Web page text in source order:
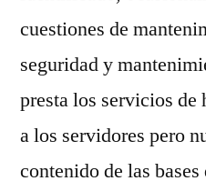
cuestiones de
seguridad y
presta los servicios de
a los servidores pero
contenido de las bases